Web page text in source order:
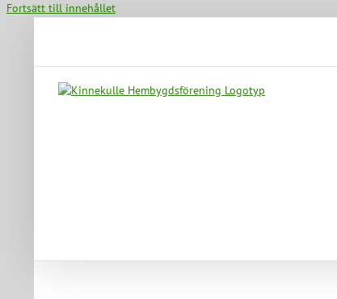
Fortsätt till innehållet